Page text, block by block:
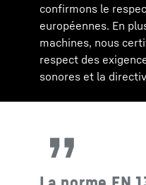
confirmons le
européennes. En
machines, nous
respect des
sonores et la